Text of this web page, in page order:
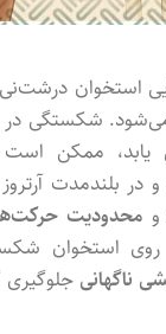
استخوان
شکستگی در
ممکن است
بلندمدت آرتروز
محدودیت
استخوان
ناگهانی جلوگیری